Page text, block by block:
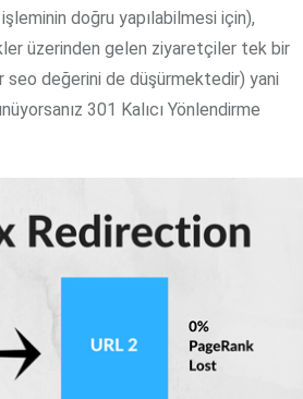
doğru yapılabilmesi için),
üzerinden gelen ziyaretçiler tek bir
seo değerini de düşürmektedir) yani
301 Kalıcı Yönlendirme